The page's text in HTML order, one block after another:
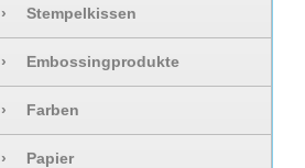
› Stempelkissen
› Embossingprodukte
› Farben
› Papier